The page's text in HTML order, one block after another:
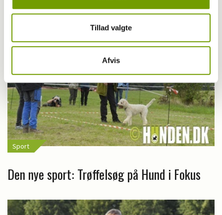
Tillad valgte
Afvis
Sport
Den nye sport: Trøffelsøg på Hund i Fokus